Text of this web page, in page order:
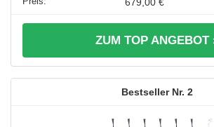
ZUM TOP ANGEBOT
2